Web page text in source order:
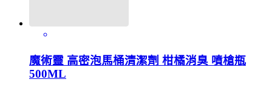
魔術靈 高密泡馬桶清潔劑 柑橘消臭 噴槍瓶
500ML